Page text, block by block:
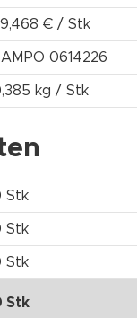
€ / Stk
0614226
kg / Stk
Stk
Stk
Stk
Stk